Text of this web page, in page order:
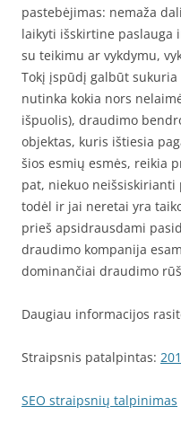
pastebėjimas: nemaža
laikyti išskirtine paslauga
su teikimu ar vykdymu,
Tokį įspūdį galbūt sukuria
nutinka kokia nors
išpuolis), draudimo
objektas, kuris ištiesia
šios esmių esmės, reikia
pat, niekuo neišsiskirianti
todėl ir jai neretai yra
prieš apsidrausdami
draudimo kompanija
dominančiai draudimo
Daugiau informacijos
Straipsnis patalpintas:
SEO straipsnių talpinimas